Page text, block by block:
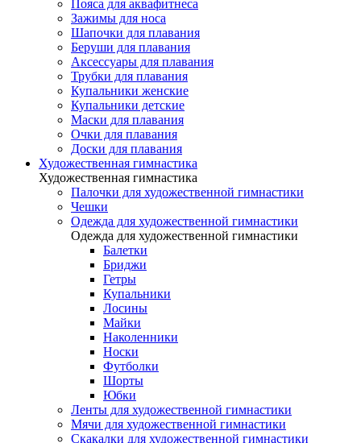
Пояса для аквафитнеса
Зажимы для носа
Шапочки для плавания
Беруши для плавания
Аксессуары для плавания
Трубки для плавания
Купальники женские
Купальники детские
Маски для плавания
Очки для плавания
Доски для плавания
Художественная гимнастика
Художественная гимнастика
Палочки для художественной гимнастики
Чешки
Одежда для художественной гимнастики
Одежда для художественной гимнастики
Балетки
Бриджи
Гетры
Купальники
Лосины
Майки
Наколенники
Носки
Футболки
Шорты
Юбки
Ленты для художественной гимнастики
Мячи для художественной гимнастики
Скакалки для художественной гимнастики